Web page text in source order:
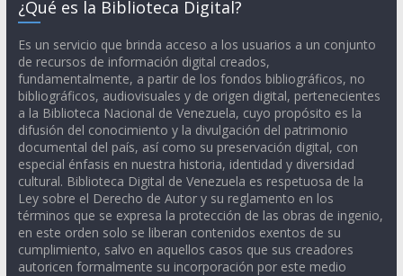
¿Qué es la Biblioteca Digital?
Es un servicio que brinda acceso a los usuarios a un conjunto
de recursos de información digital creados,
fundamentalmente, a partir de los fondos bibliográficos, no
bibliográficos, audiovisuales y de origen digital, pertenecientes
a la Biblioteca Nacional de Venezuela, cuyo propósito es la
difusión del conocimiento y la divulgación del patrimonio
documental del país, así como su preservación digital, con
especial énfasis en nuestra historia, identidad y diversidad
cultural. Biblioteca Digital de Venezuela es respetuosa de la
Ley sobre el Derecho de Autor y su reglamento en los
términos que se expresa la protección de las obras de ingenio,
en este orden solo se liberan contenidos exentos de su
cumplimiento, salvo en aquellos casos que sus creadores
autoricen formalmente su incorporación por este medio